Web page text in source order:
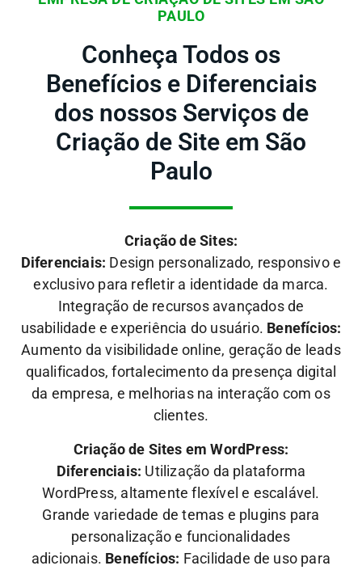
PAULO
Conheça Todos os
Benefícios e Diferenciais
dos nossos Serviços de
Criação de Site em São
Paulo
Criação de Sites:
Diferenciais: Design personalizado, responsivo e
exclusivo para refletir a identidade da marca.
Integração de recursos avançados de
usabilidade e experiência do usuário. Benefícios:
Aumento da visibilidade online, geração de leads
qualificados, fortalecimento da presença digital
da empresa, e melhorias na interação com os
clientes.
Criação de Sites em WordPress:
Diferenciais: Utilização da plataforma
WordPress, altamente flexível e escalável.
Grande variedade de temas e plugins para
personalização e funcionalidades
adicionais. Benefícios: Facilidade de uso para